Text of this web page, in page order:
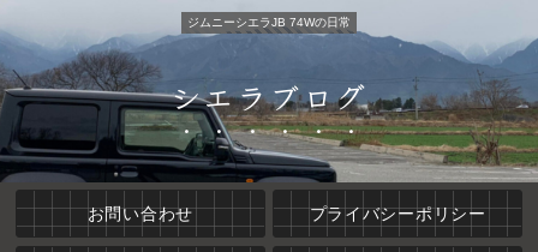
ジムニーシエラJB 74Wの日常
シエラブログ
お問い合わせ プライバシーポリシー